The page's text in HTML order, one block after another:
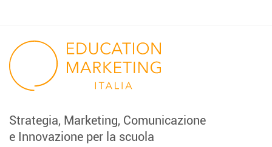
Strategia, Marketing, Comunicazione
e Innovazione per la scuola